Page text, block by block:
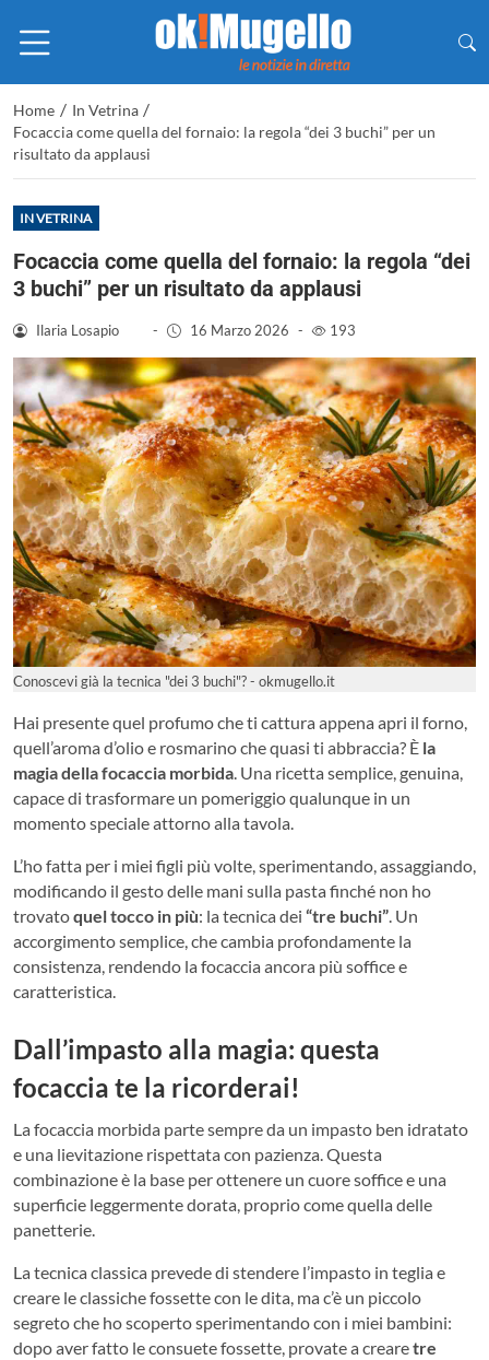
Home / In Vetrina /
Focaccia come quella del fornaio: la regola “dei 3 buchi” per un
risultato da applausi
IN VETRINA
Focaccia come quella del fornaio: la regola “dei
3 buchi” per un risultato da applausi
Ilaria Losapio - 16 Marzo 2026 - 193
Conoscevi già la tecnica "dei 3 buchi"? - okmugello.it
Hai presente quel profumo che ti cattura appena apri il forno,
quell’aroma d’olio e rosmarino che quasi ti abbraccia? È la
magia della focaccia morbida . Una ricetta semplice, genuina,
capace di trasformare un pomeriggio qualunque in un
momento speciale attorno alla tavola.
L’ho fatta per i miei figli più volte, sperimentando, assaggiando,
modificando il gesto delle mani sulla pasta finché non ho
trovatoquel tocco in più: la tecnica dei “tre buchi” . Un
accorgimento semplice, che cambia profondamente la
consistenza, rendendo la focaccia ancora più soffice e
caratteristica.
Dall’impasto alla magia: questa
focaccia te la ricorderai!
La focaccia morbida parte sempre da un impasto ben idratato
e una lievitazione rispettata con pazienza. Questa
combinazione è la base per ottenere un cuore soffice e una
superficie leggermente dorata, proprio come quella delle
panetterie.
La tecnica classica prevede di stendere l’impasto in teglia e
creare le classiche fossette con le dita, ma c’è un piccolo
segreto che ho scoperto sperimentando con i miei bambini:
dopo aver fatto le consuete fossette, provate a crearetre